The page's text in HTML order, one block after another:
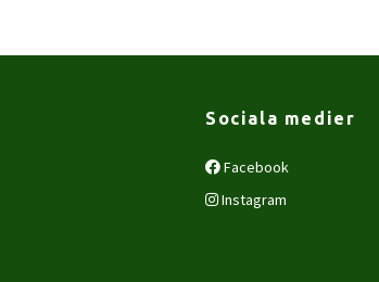
Sociala medier
Facebook
Instagram